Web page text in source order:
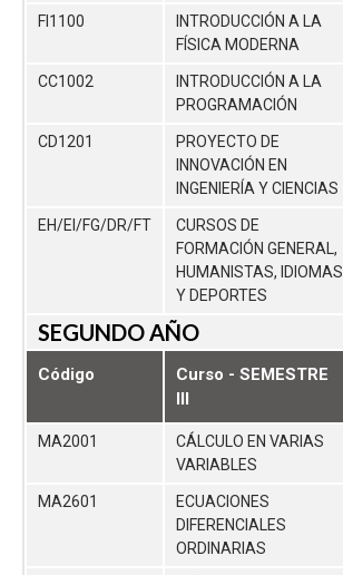
FI1100
INTRODUCCIÓN A LA
FÍSICA MODERNA
CC1002
INTRODUCCIÓN A LA
PROGRAMACIÓN
CD1201
PROYECTO DE
INNOVACIÓN EN
INGENIERÍA Y CIENCIAS
EH/EI/FG/DR/FT
CURSOS DE
FORMACIÓN GENERAL,
HUMANISTAS, IDIOMAS
Y DEPORTES
SEGUNDO AÑO
Código
Curso - SEMESTRE
MA2001
CÁLCULO EN VARIAS
VARIABLES
MA2601
ECUACIONES
DIFERENCIALES
ORDINARIAS